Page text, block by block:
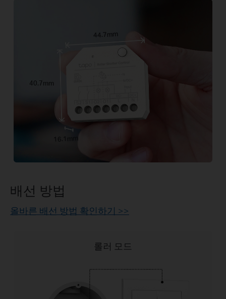
44.7mm
40.7mm
배선 방법
올바른 배선 방법 확인하기 >>
롤러 모드